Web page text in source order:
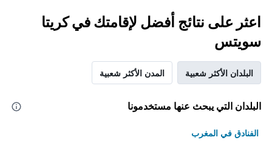
اعثر على نتائج أفضل لإقامتك في كريتا
سويتس
البلدان الأكثر شعبية المدن الأكثر شعبية
البلدان التي يبحث عنها مستخدمونا
الفنادق في المغرب